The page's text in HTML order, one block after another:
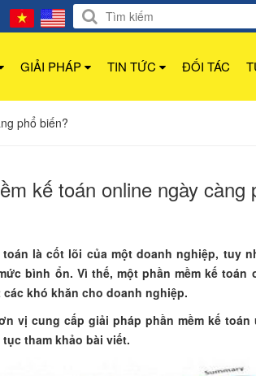
GIẢI PHÁP TIN TỨC ĐỐI TÁC
phổ biến?
kế toán online ngày càng
là cốt lõi của một doanh nghiệp, tuy
bình ổn. Vì thế, một phần mềm kế
khó khăn cho doanh nghiệp.
vị cung cấp giải pháp phần mềm kế
tham khảo bài viết.